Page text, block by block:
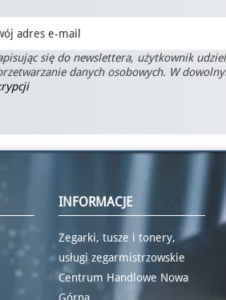
się do newslettera, użytkownik
danych osobowych. W
INFORMACJE
Zegarki, tusze i tonery,
usługi zegarmistrzowskie
Centrum Handlowe Nowa
Górna